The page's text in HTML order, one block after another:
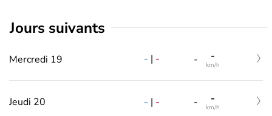
jours suivants
Mercredi 19 - | - - -
km/h
Jeudi 20 - | - - -
km/h